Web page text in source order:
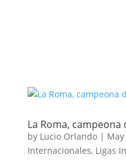
La Roma, campeona
by Lucio Orlando| May
Internacionales, Ligas